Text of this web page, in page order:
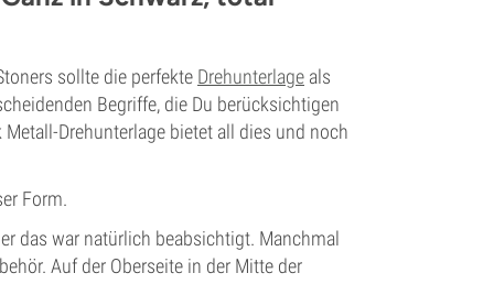
sollte die perfekte Drehunterlage als
Begriffe, die Du berücksichtigen
Drehunterlage bietet all dies und noch
Form.
das war natürlich beabsichtigt. Manchmal
Auf der Oberseite in der Mitte der